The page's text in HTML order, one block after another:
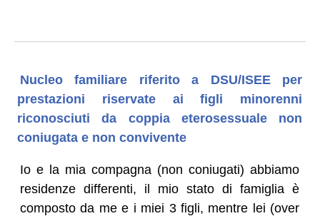
Nucleo familiare riferito a DSU/ISEE per
prestazioni riservate ai figli minorenni
riconosciuti da coppia eterosessuale non
coniugata e non convivente
Io e la mia compagna (non coniugati) abbiamo
residenze differenti, il mio stato di famiglia è
composto da me e i miei 3 figli, mentre lei (over